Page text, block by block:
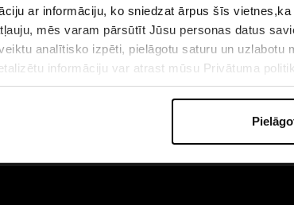
ar informāciju, ko sniedzat ārpus šīs
mēs varam pārsūtīt Jūsu personas datus
analītisko izpēti, pielāgotu saturu un
informāciju var atrast mūsu Privātuma
Kāpēc UV aizsardzībai pie ūdens jābūt
dubultai: UPF apģērbs + SPF
Jaunā
VEIKALU ADRESES